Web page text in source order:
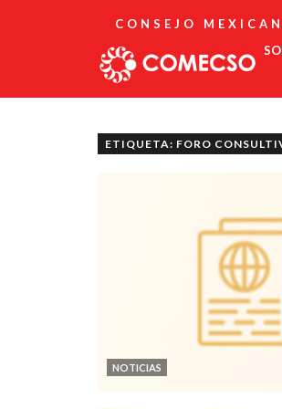
CONSEJO
ETIQUETA: FORO
NOTICIAS